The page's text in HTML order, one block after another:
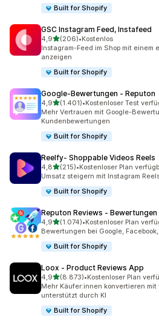
Built for Shopify
GSC Instagram Feed, Instafeed
4,9von 5 Sternen
(206)
206 Rezensionen insgesamt
•Kostenlos
Instagram-Feed im Shop mit
anzeigen
Built for Shopify
Google‑Bewertungen ‑ Reputon
4,9von 5 Sternen
(1.401)
1401 Rezensionen insgesamt
•Kostenloser Test
Mehr Vertrauen mit Google-
Kundenbewertungen
Built for Shopify
Reelfy‑ Shoppable Videos Reels
4,8von 5 Sternen
(215)
215 Rezensionen insgesamt
•Kostenloser Plan
Umsatz steigern mit Instagram
Built for Shopify
Reputon Reviews ‑ Bewertungen
4,9von 5 Sternen
(1.074)
1074 Rezensionen insgesamt
•Kostenloser Plan
Bewertungen bei Google,
Built for Shopify
Loox ‑ Product Reviews App
4,9von 5 Sternen
(8.873)
8873 Rezensionen insgesamt
•Kostenloser Plan
Mehr Käufer:innen konvertieren
unterstützt durch KI
Built for Shopify